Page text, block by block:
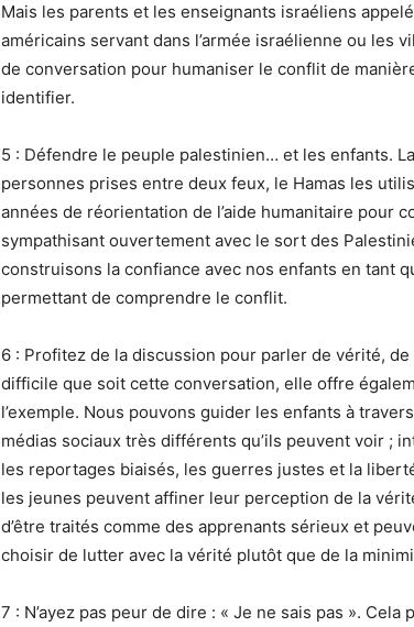
Mais les parents et les enseignants israéliens
américains servant dans l’armée israélienne ou les
de conversation pour humaniser le conflit de
identifier.
5 : Défendre le peuple palestinien… et les enfants.
personnes prises entre deux feux, le Hamas les
années de réorientation de l’aide humanitaire pour
sympathisant ouvertement avec le sort des
construisons la confiance avec nos enfants en tant
permettant de comprendre le conflit.
6 : Profitez de la discussion pour parler de vérité,
difficile que soit cette conversation, elle offre
l’exemple. Nous pouvons guider les enfants à
médias sociaux très différents qu’ils peuvent voir ;
les reportages biaisés, les guerres justes et la
les jeunes peuvent affiner leur perception de la
d’être traités comme des apprenants sérieux et
choisir de lutter avec la vérité plutôt que de la
7 : N’ayez pas peur de dire : « Je ne sais pas ».